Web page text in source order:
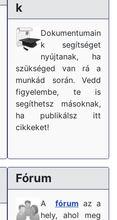
k
Dokumentumain
k segítséget
nyújtanak, ha
szükséged van rá a
munkád során. Vedd
figyelembe, te is
segíthetsz másoknak,
ha publikálsz itt
cikkeket!
Fórum
A fórum az a
hely, ahol meg